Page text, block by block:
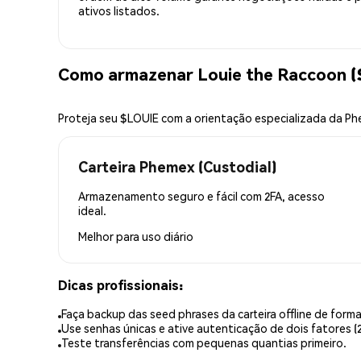
ativos listados.
Como armazenar Louie the Raccoon
Proteja seu $LOUIE com a orientação especializada da
Carteira Phemex (Custodial)
Armazenamento seguro e fácil com 2FA, acesso
ideal.
Melhor para uso diário
Dicas profissionais:
Faça backup das seed phrases da carteira offline de
Use senhas únicas e ative autenticação de dois fatores
Teste transferências com pequenas quantias primeiro.